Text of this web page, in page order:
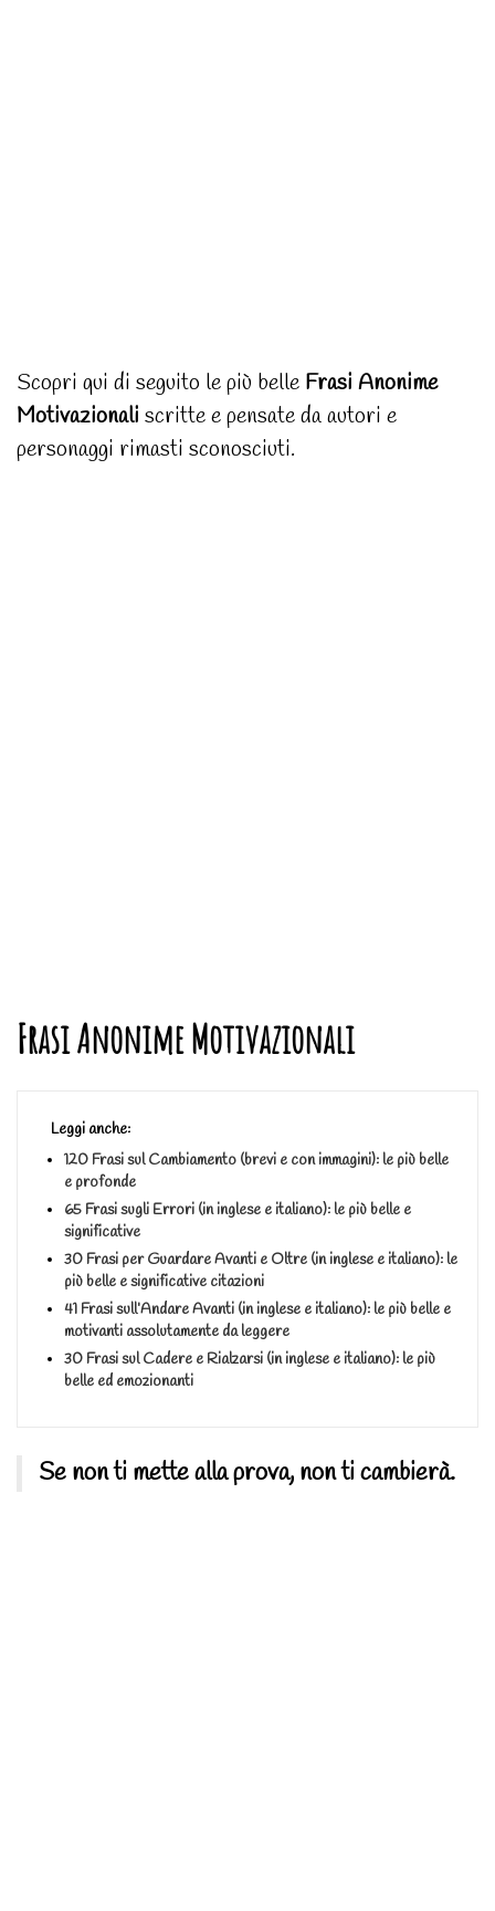
Scopri qui di seguito le più belle Frasi Anonime
Motivazionali scritte e pensate da autori e
personaggi rimasti sconosciuti.
Frasi Anonime Motivazionali
Leggi anche:
120 Frasi sul Cambiamento (brevi e con immagini): le più belle
e profonde
65 Frasi sugli Errori (in inglese e italiano): le più belle e
significative
30 Frasi per Guardare Avanti e Oltre (in inglese e italiano): le
più belle e significative citazioni
41 Frasi sull’Andare Avanti (in inglese e italiano): le più belle e
motivanti assolutamente da leggere
30 Frasi sul Cadere e Rialzarsi (in inglese e italiano): le più
belle ed emozionanti
Se non ti mette alla prova, non ti cambierà.